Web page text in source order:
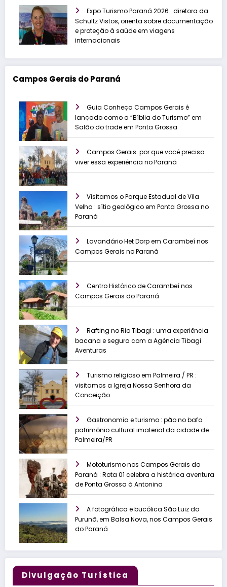
Expo Turismo Paraná 2026 : diretora da
Schultz Vistos, orienta sobre documentação
e proteção à saúde em viagens
internacionais
Campos Gerais do Paraná
Guia Conheça Campos Gerais é
lançado como a “Bíblia do Turismo” em
Salão do trade em Ponta Grossa
Campos Gerais: por que você precisa
viver essa experiência no Paraná
Visitamos o Parque Estadual de Vila
Velha : sítio geológico em Ponta Grossa no
Paraná
Lavandário Het Dorp em Carambeí nos
Campos Gerais no Paraná
Centro Histórico de Carambeí nos
Campos Gerais do Paraná
Rafting no Rio Tibagi : uma experiência
bacana e segura com a Agência Tibagi
Aventuras
Turismo religioso em Palmeira / PR :
visitamos a Igreja Nossa Senhora da
Conceição
Gastronomia e turismo : pão no bafo
patrimônio cultural imaterial da cidade de
Palmeira/PR
Mototurismo nos Campos Gerais do
Paraná : Rota 01 celebra a histórica aventura
de Ponta Grossa à Antonina
A fotográfica e bucólica São Luiz do
Purunã, em Balsa Nova, nos Campos Gerais
do Paraná
Divulgação Turística